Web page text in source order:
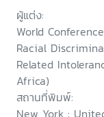
ผู้แต่ง:
World
Racial
Related
Africa)
สถานที่พิมพ์: